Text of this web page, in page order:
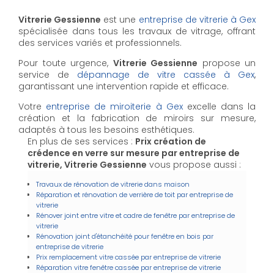
Vitrerie Gessienne est une entreprise de vitrerie à Gex
spécialisée dans tous les travaux de vitrage, offrant
des services variés et professionnels.
Pour toute urgence, Vitrerie Gessienne propose un
service de dépannage de vitre cassée à Gex,
garantissant une intervention rapide et efficace.
Votre entreprise de miroiterie à Gexexcelle dans la
création et la fabrication de miroirs sur mesure,
adaptés à tous les besoins esthétiques.
En plus de ses services : Prix création de
crédence en verre sur mesure par entreprise de
vitrerie, Vitrerie Gessienne vous propose aussi :
Travaux de rénovation de vitrerie dans maison
Réparation et rénovation de verrière de toit par entreprise de
vitrerie
Rénover joint entre vitre et cadre de fenêtre par entreprise de
vitrerie
Rénovation joint d'étanchéité pour fenêtre en bois par
entreprise de vitrerie
Prix remplacement vitre cassée par entreprise de vitrerie
Réparation vitre fenêtre cassée par entreprise de vitrerie